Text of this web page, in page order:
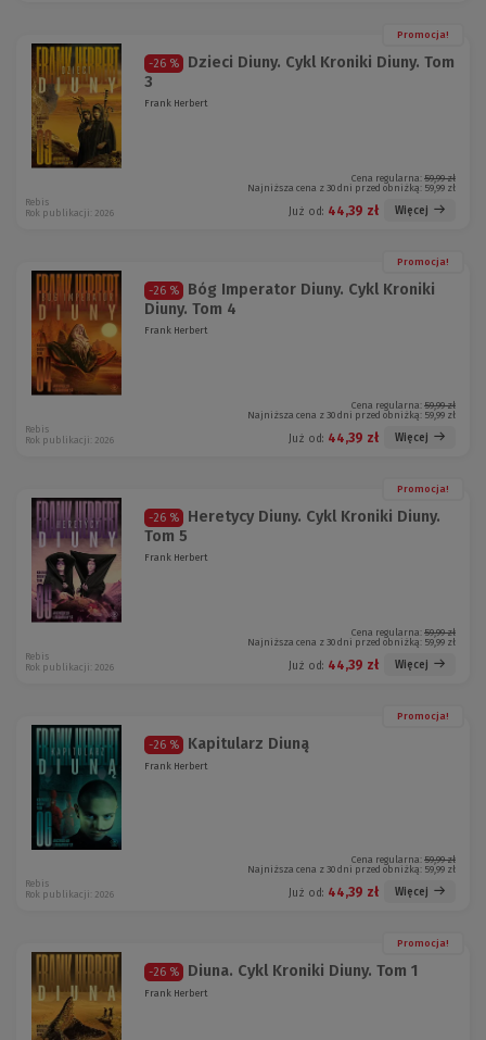
Promocja!
-26 %
Dzieci Diuny. Cykl Kroniki Diuny. Tom
3
Frank Herbert
Cena regularna: 59,99 zł
Najniższa cena z 30 dni przed obniżką: 59,99 zł
Już od: 44,39 zł Więcej
Rebis
Rok publikacji: 2026
Promocja!
-26 %
Bóg Imperator Diuny. Cykl Kroniki
Diuny. Tom 4
Frank Herbert
Cena regularna: 59,99 zł
Najniższa cena z 30 dni przed obniżką: 59,99 zł
Już od: 44,39 zł Więcej
Rebis
Rok publikacji: 2026
Promocja!
-26 %
Heretycy Diuny. Cykl Kroniki Diuny.
Tom 5
Frank Herbert
Cena regularna: 59,99 zł
Najniższa cena z 30 dni przed obniżką: 59,99 zł
Już od: 44,39 zł Więcej
Rebis
Rok publikacji: 2026
Promocja!
-26 % Kapitularz Diuną
Frank Herbert
Cena regularna: 59,99 zł
Najniższa cena z 30 dni przed obniżką: 59,99 zł
Już od: 44,39 zł Więcej
Rebis
Rok publikacji: 2026
Promocja!
-26 % Diuna. Cykl Kroniki Diuny. Tom 1
Frank Herbert